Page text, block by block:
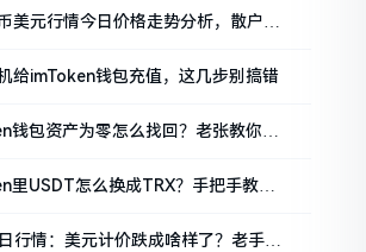
美元行情今日价格走势分析，散户如
给imToken钱包充值，这几步别搞错
钱包资产为零怎么找回？老张教你几
里USDT怎么换成TRX？手把手教你
行情：美元计价跌成啥样了？老手教